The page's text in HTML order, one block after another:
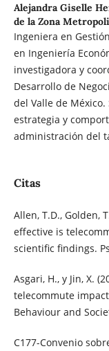
Alejandra Giselle
de la Zona
Ingeniera en
en Ingeniería
investigadora y
Desarrollo de
del Valle de
estrategia y
administración del
Citas
Allen, T.D., Golden,
effective is
scientific findings.
Asgari, H., y Jin, X.
telecommute
Behaviour and
C177-Convenio